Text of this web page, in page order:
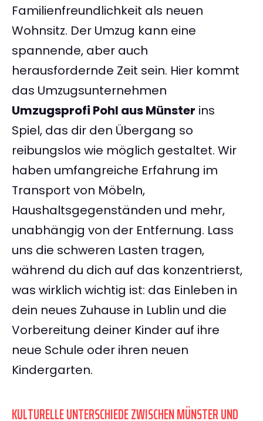
Familienfreundlichkeit als neuen
Wohnsitz. Der Umzug kann eine
spannende, aber auch
herausfordernde Zeit sein. Hier kommt
das Umzugsunternehmen
Umzugsprofi Pohl aus Münster ins
Spiel, das dir den Übergang so
reibungslos wie möglich gestaltet. Wir
haben umfangreiche Erfahrung im
Transport von Möbeln,
Haushaltsgegenständen und mehr,
unabhängig von der Entfernung. Lass
uns die schweren Lasten tragen,
während du dich auf das konzentrierst,
was wirklich wichtig ist: das Einleben in
dein neues Zuhause in Lublin und die
Vorbereitung deiner Kinder auf ihre
neue Schule oder ihren neuen
Kindergarten.
KULTURELLE UNTERSCHIEDE ZWISCHEN MÜNSTER UND